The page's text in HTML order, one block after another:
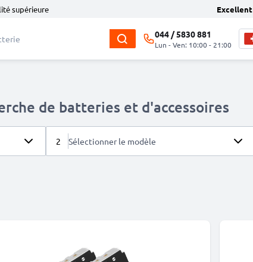
supérieure Excellent
044 / 5830 881
Lun - Ven: 10:00 - 21:00
de batteries et d'accessoires
2 Sélectionner le modèle